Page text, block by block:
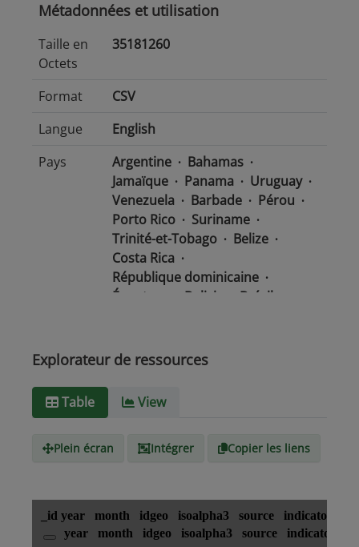
Métadonnées et utilisation
Taille en
Octets
35181260
Format
CSV
Langue
English
Pays
Argentine
Bahamas
Jamaïque
Panama
Uruguay
Venezuela
Barbade
Pérou
Porto Rico
Suriname
Trinité-et-Tobago
Belize
Costa Rica
République dominicaine
Équateur
Bolivie
Brésil
Guatemala
Guyana
Type de
text/csv
Explorateur de ressources
Table View
Plein écran Intégrer Copier les liens